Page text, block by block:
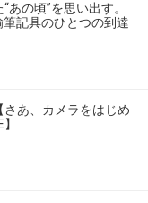
の頃”を思い出す。
記具のひとつの到達
あ、カメラをはじめ